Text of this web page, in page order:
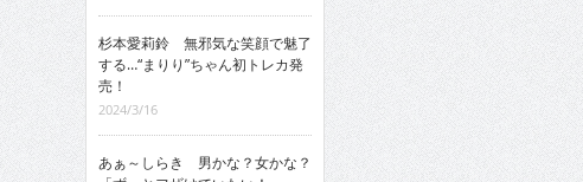
杉本愛莉鈴 無邪気な笑顔で魅了
する…“まりり”ちゃん初トレカ発
売！
2024/3/16
あぁ～しらき 男かな？女かな？